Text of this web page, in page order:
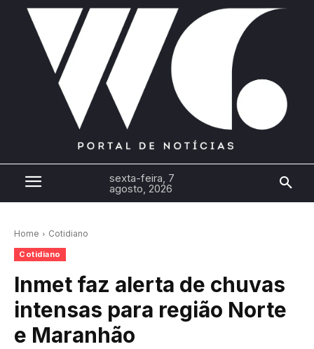
sexta-feira, 7
agosto, 2026
Home Cotidiano
Cotidiano
Inmet faz alerta de chuvas
intensas para região Norte
e Maranhão